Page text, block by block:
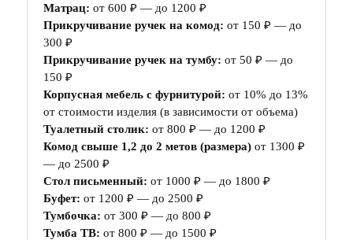
Матрац: от 600 ₽ — до 1200 ₽
Прикручивание ручек на комод: от 150 ₽ — до
300 ₽
Прикручивание ручек на тумбу: от 50 ₽ — до
150 ₽
Корпусная мебель с фурнитурой: от 10% до 13%
от стоимости изделия (в зависимости от объема)
Туалетный столик: от 800 ₽ — до 1200 ₽
Комод свыше 1,2 до 2 метов (размера) от 1300 ₽
— до 2500 ₽
Стол письменный: от 1000 ₽ — до 1800 ₽
Буфет: от 1200 ₽ — до 2500 ₽
Тумбочка: от 300 ₽ — до 800 ₽
Тумба ТВ: от 800 ₽ — до 1500 ₽